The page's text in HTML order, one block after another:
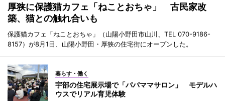
厚狭に保護猫カフェ「ねことおちゃ」 古民家改
築、猫との触れ合いも
保護猫カフェ「ねことおちゃ」（山陽小野田市山川、TEL 070-9186-
8157）が8月1日、山陽小野田・厚狭の住宅街にオープンした。
暮らす・働く
宇部の住宅展示場で「パパママサロン」 モデルハ
ウスでリアル育児体験